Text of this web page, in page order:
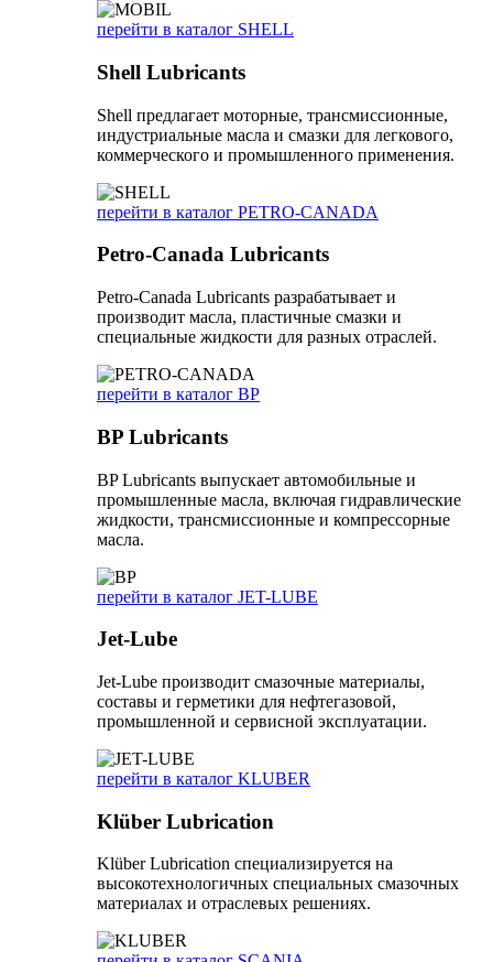
перейти в каталог SHELL
Shell Lubricants
Shell предлагает моторные, трансмиссионные,
индустриальные масла и смазки для легкового,
коммерческого и промышленного применения.
перейти в каталог PETRO-CANADA
Petro-Canada Lubricants
Petro-Canada Lubricants разрабатывает и
производит масла, пластичные смазки и
специальные жидкости для разных отраслей.
перейти в каталог BP
BP Lubricants
BP Lubricants выпускает автомобильные и
промышленные масла, включая гидравлические
жидкости, трансмиссионные и компрессорные
масла.
перейти в каталог JET-LUBE
Jet-Lube
Jet-Lube производит смазочные материалы,
составы и герметики для нефтегазовой,
промышленной и сервисной эксплуатации.
перейти в каталог KLUBER
Klüber Lubrication
Klüber Lubrication специализируется на
высокотехнологичных специальных смазочных
материалах и отраслевых решениях.